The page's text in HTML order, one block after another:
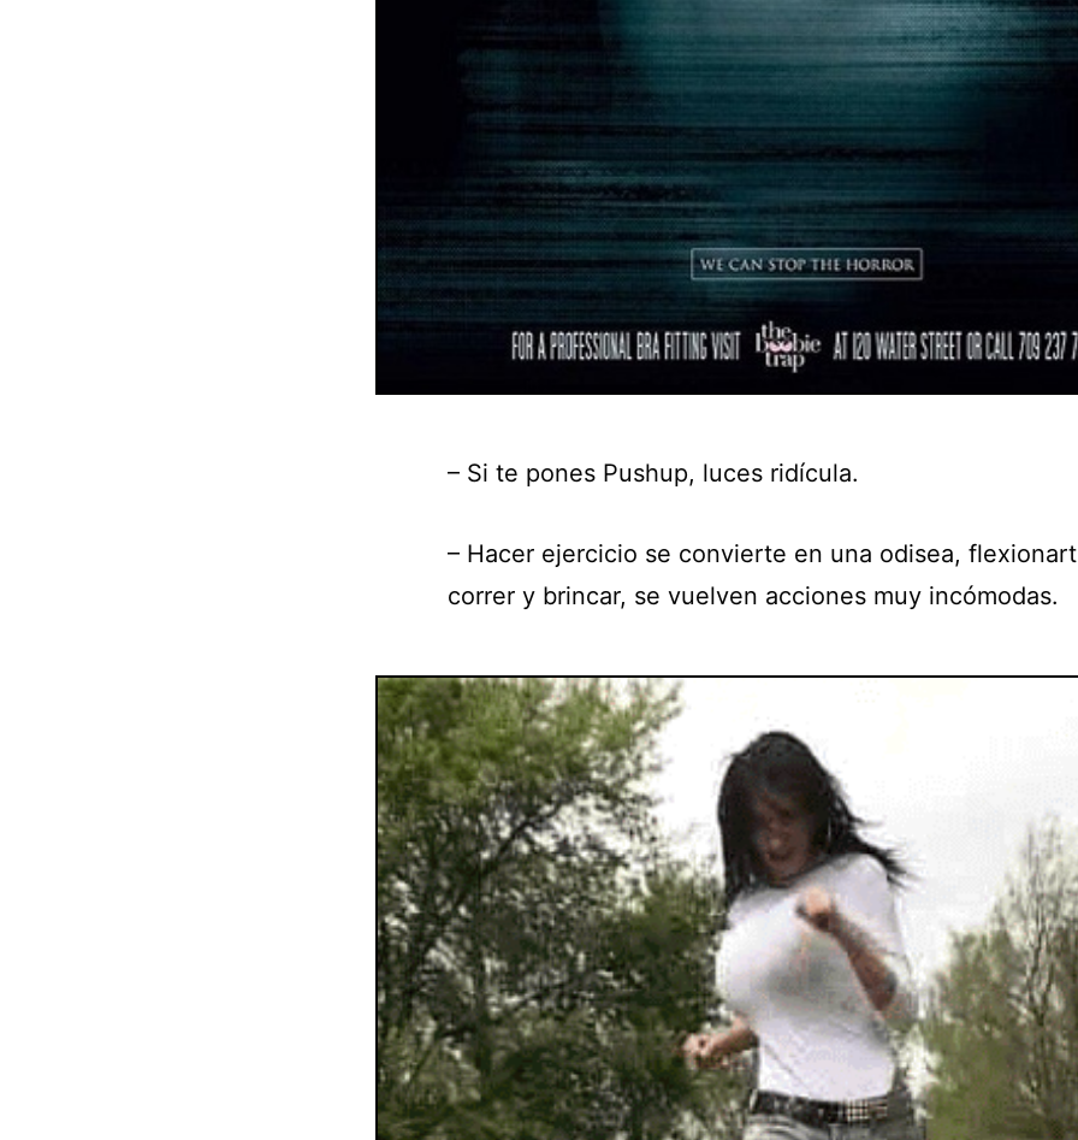
– Si te pones Pushup, luces ridícula.
– Hacer ejercicio se convierte en una odisea,
correr y brincar, se vuelven acciones muy incómodas.